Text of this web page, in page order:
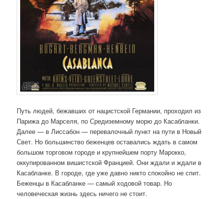
Путь людей, бежавших от нацистской Германии, проходил из
Парижа до Марселя, по Средиземному морю до Касабланки.
Далее — в Лиссабон — перевалочный пункт на пути в Новый
Свет. Но большинство беженцев оставались ждать в самом
большом торговом городе и крупнейшем порту Марокко,
оккупированном вишистской Францией. Они ждали и ждали в
Касабланке. В городе, где уже давно никто спокойно не спит.
Беженцы в Касабланке — самый ходовой товар. Но
человеческая жизнь здесь ничего не стоит.